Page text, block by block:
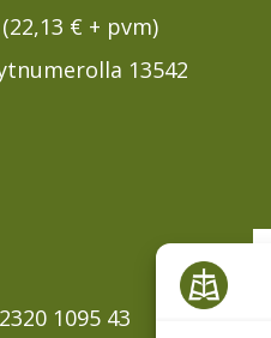
€ + pvm)
13542
1095 43